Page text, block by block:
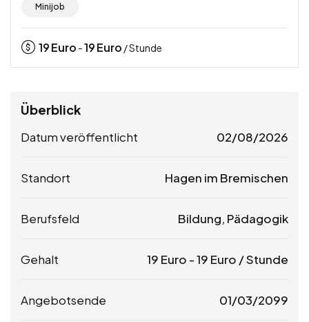
Minijob
19Euro -19Euro / Stunde
Überblick
Datum veröffentlicht 02/08/2026
Standort Hagen im Bremischen
Berufsfeld Bildung, Pädagogik
Gehalt 19 Euro -19 Euro / Stunde
Angebotsende 01/03/2099